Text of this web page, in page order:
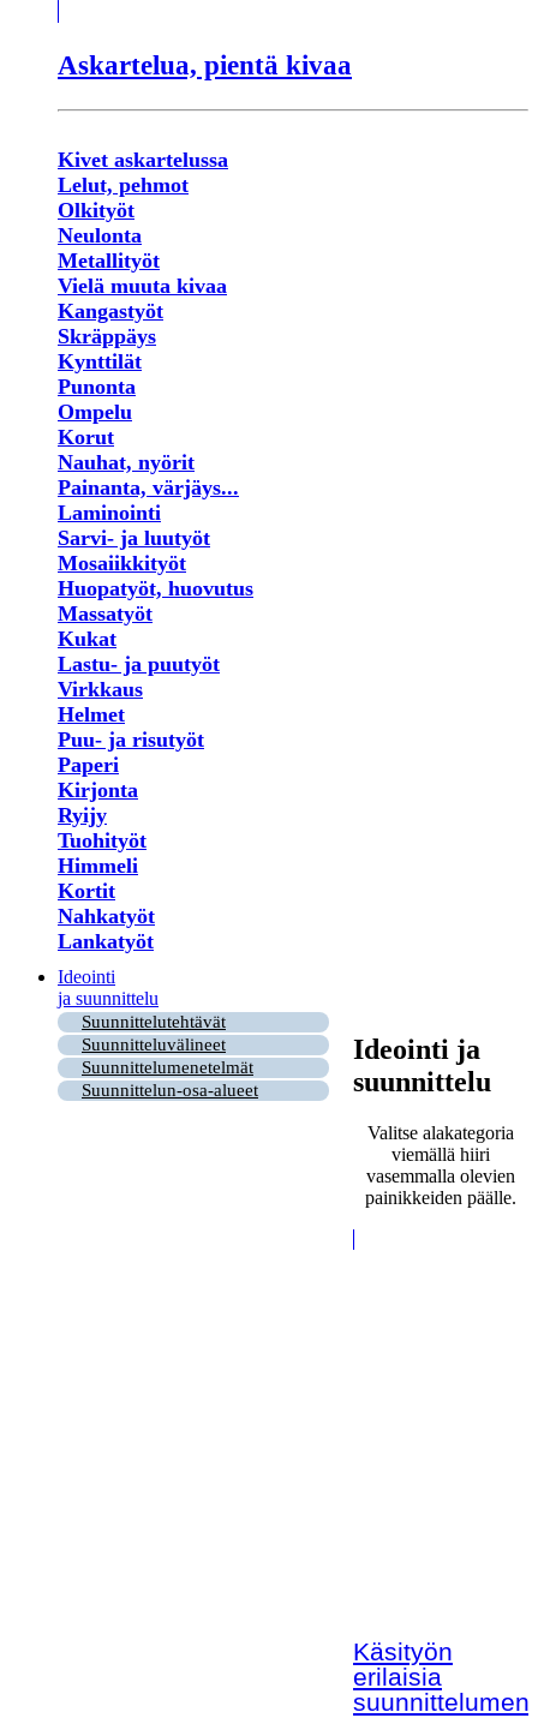
Askartelua, pientä kivaa
Kivet askartelussa
Lelut, pehmot
Olkityöt
Neulonta
Metallityöt
Vielä muuta kivaa
Kangastyöt
Skräppäys
Kynttilät
Punonta
Ompelu
Korut
Nauhat, nyörit
Painanta, värjäys...
Laminointi
Sarvi- ja luutyöt
Mosaiikkityöt
Huopatyöt, huovutus
Massatyöt
Kukat
Lastu- ja puutyöt
Virkkaus
Helmet
Puu- ja risutyöt
Paperi
Kirjonta
Ryijy
Tuohityöt
Himmeli
Kortit
Nahkatyöt
Lankatyöt
Ideointi
ja suunnittelu
Suunnittelutehtävät
Suunnitteluvälineet
Suunnittelumenetelmät
Suunnittelun-osa-alueet
Ideointi ja
suunnittelu
Valitse alakategoria
viemällä hiiri
vasemmalla olevien
painikkeiden päälle.
Käsityön
erilaisia